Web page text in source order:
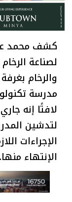
كشف محمد
لصناعة
والرخام
مدرسة
لافتًا إنه
لتدشين
الإجراءات
الإنتهاء منها.